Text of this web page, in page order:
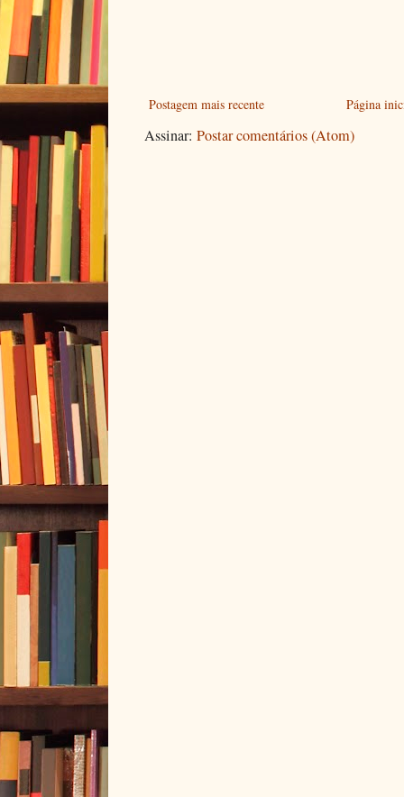
Postagem mais recente Página
Assinar: Postar comentários (Atom)